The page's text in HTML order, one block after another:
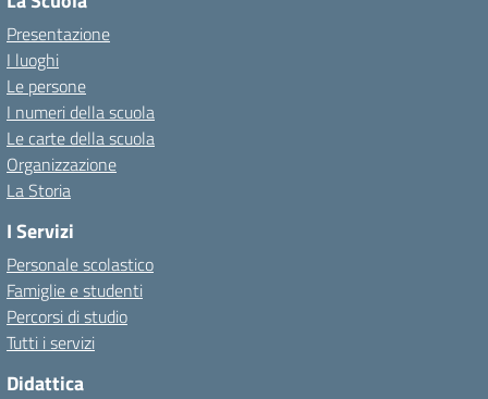
Presentazione
I luoghi
Le persone
I numeri della scuola
Le carte della scuola
Organizzazione
La Storia
I Servizi
Personale scolastico
Famiglie e studenti
Percorsi di studio
Tutti i servizi
Didattica